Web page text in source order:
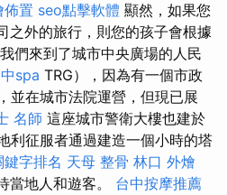
佈置 seo點擊軟體 顯然，如果您
之外的旅行，則您的孩子會根據
們來到了城市中央廣場的人民
spa TRG），因為有一個市政
並在城市法院運營，但現已展
名師 這座城市警衛大樓也建於
利征服者通過建造一個小時的塔
字排名 天母 整骨 林口 外燴
當地人和遊客。 台中按摩推薦